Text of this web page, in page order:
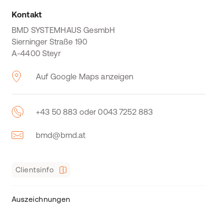
Kontakt
BMD SYSTEMHAUS GesmbH
Sierninger Straße 190
A-4400 Steyr
Auf Google Maps anzeigen
+43 50 883 oder 0043 7252 883
bmd@bmd.at
Clientsinfo
Auszeichnungen